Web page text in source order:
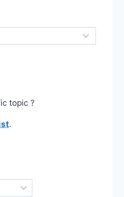
topic ?
.